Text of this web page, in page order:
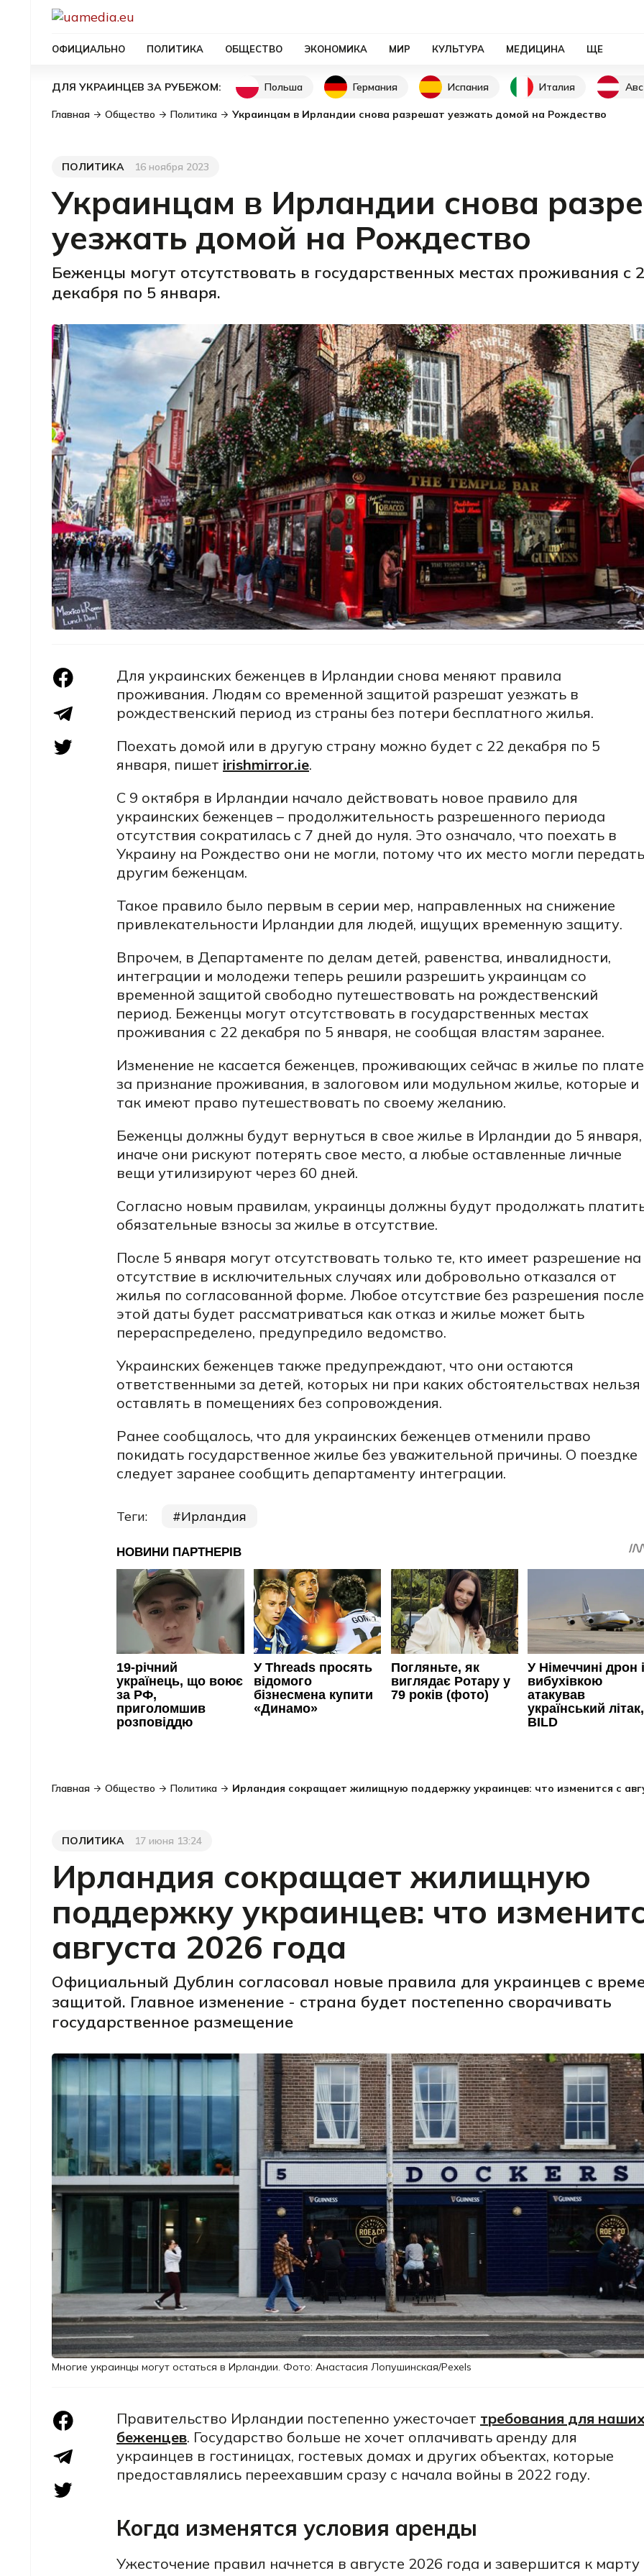
ОФИЦИАЛЬНО ПОЛИТИКА ОБЩЕСТВО ЭКОНОМИКА МИР КУЛЬТУРА МЕДИЦИНА ЩЕ
ДЛЯ УКРАИНЦЕВ ЗА РУБЕЖОМ: Польша Германия Испания Италия
Главная Общество Политика Украинцам в Ирландии снова разрешат уезжать домой на Рождество
Категория
ПОЛИТИКА
Дата публикации
16 ноября 2023
Украинцам в Ирландии снова
уезжать домой на Рождество
Беженцы могут отсутствовать в государственных местах проживания с
декабря по 5 января.
Для украинских беженцев в Ирландии снова меняют правила
проживания. Людям со временной защитой разрешат уезжать в
рождественский период из страны без потери бесплатного жилья.
Поехать домой или в другую страну можно будет с 22 декабря по 5
января, пишет irishmirror.ie.
С 9 октября в Ирландии начало действовать новое правило для
украинских беженцев – продолжительность разрешенного периода
отсутствия сократилась с 7 дней до нуля. Это означало, что поехать в
Украину на Рождество они не могли, потому что их место могли передать
другим беженцам.
Такое правило было первым в серии мер, направленных на снижение
привлекательности Ирландии для людей, ищущих временную защиту.
Впрочем, в Департаменте по делам детей, равенства, инвалидности,
интеграции и молодежи теперь решили разрешить украинцам со
временной защитой свободно путешествовать на рождественский
период. Беженцы могут отсутствовать в государственных местах
проживания с 22 декабря по 5 января, не сообщая властям заранее.
Изменение не касается беженцев, проживающих сейчас в жилье по плате
за признание проживания, в залоговом или модульном жилье, которые и
так имеют право путешествовать по своему желанию.
Беженцы должны будут вернуться в свое жилье в Ирландии до 5 января,
иначе они рискуют потерять свое место, а любые оставленные личные
вещи утилизируют через 60 дней.
Согласно новым правилам, украинцы должны будут продолжать
обязательные взносы за жилье в отсутствие.
После 5 января могут отсутствовать только те, кто имеет разрешение на
отсутствие в исключительных случаях или добровольно отказался от
жилья по согласованной форме. Любое отсутствие без разрешения после
этой даты будет рассматриваться как отказ и жилье может быть
перераспределено, предупредило ведомство.
Украинских беженцев также предупреждают, что они остаются
ответственными за детей, которых ни при каких обстоятельствах нельзя
оставлять в помещениях без сопровождения.
Ранее сообщалось, что для украинских беженцев отменили право
покидать государственное жилье без уважительной причины. О поездке
следует заранее сообщить департаменту интеграции.
Теги: Ирландия
Главная Общество Политика Ирландия сокращает жилищную поддержку украинцев: что изменится с
Категория
ПОЛИТИКА
Дата публикации
17 июня 13:24
Ирландия сокращает жилищную
поддержку украинцев: что
августа 2026 года
Официальный Дублин согласовал новые правила для украинцев с
защитой. Главное изменение - страна будет постепенно сворачивать
государственное размещение
Многие украинцы могут остаться в Ирландии. Фото: Анастасия Лопушинская/Pexels
Правительство Ирландии постепенно ужесточает требования для
беженцев. Государство больше не хочет оплачивать аренду для
украинцев в гостиницах, гостевых домах и других объектах, которые
предоставлялись переехавшим сразу с начала войны в 2022 году.
Когда изменятся условия аренды
Ужесточение правил начнется в августе 2026 года и завершится к марту